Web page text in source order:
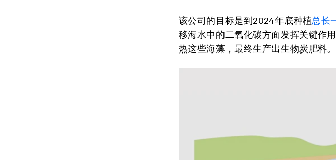
该公司的目标是到2024年底种植总长
移海水中的二氧化碳方面发挥关键作
热这些海藻，最终生产出生物炭肥料。